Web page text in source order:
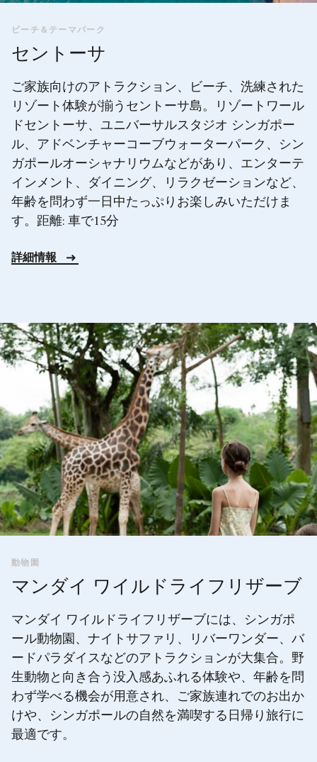
ビーチ＆テーマパーク
セントーサ
ご家族向けのアトラクション、ビーチ、洗練された
リゾート体験が揃うセントーサ島。リゾートワール
ドセントーサ、ユニバーサルスタジオ シンガポー
ル、アドベンチャーコーブウォーターパーク、シン
ガポールオーシャナリウムなどがあり、エンターテ
インメント、ダイニング、リラクゼーションなど、
年齢を問わず一日中たっぷりお楽しみいただけま
す。距離: 車で15分
詳細情報
動物園
マンダイ ワイルドライフリザーブ
マンダイ ワイルドライフリザーブには、シンガポ
ール動物園、ナイトサファリ、リバーワンダー、バ
ードパラダイスなどのアトラクションが大集合。野
生動物と向き合う没入感あふれる体験や、年齢を問
わず学べる機会が用意され、ご家族連れでのお出か
けや、シンガポールの自然を満喫する日帰り旅行に
最適です。